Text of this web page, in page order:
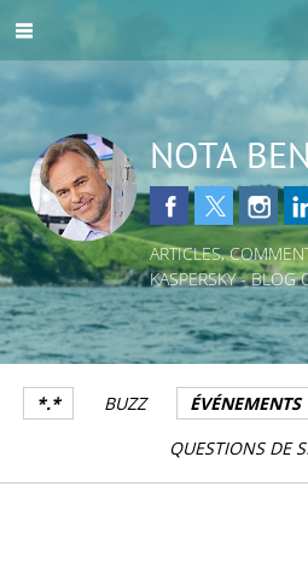
NOTA
ARTICLES,
KASPERSKY - BLOG
*.* BUZZ ÉVÉNEMENTS
QUESTIONS DE